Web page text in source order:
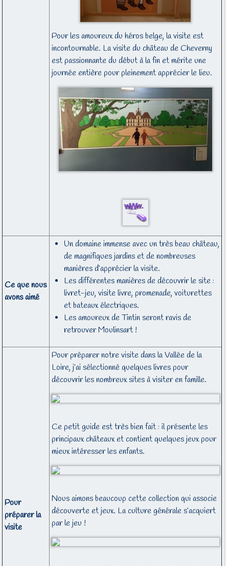
Pour les amoureux du héros belge, la visite est
incontournable. La visite du château de Cheverny
est passionnante du début à la fin et mérite une
journée entière pour pleinement apprécier le lieu.
Ce que nous
avons aimé
Un domaine immense avec un très beau château,
de magnifiques jardins et de nombreuses
manières d’apprécier la visite.
Les différentes manières de découvrir le site :
livret-jeu, visite livre, promenade, voiturettes
et bateaux électriques.
Les amoureux de Tintin seront ravis de
retrouver Moulinsart !
Pour
préparer la
visite
Pour préparer notre visite dans la Vallée de la
Loire, j’ai sélectionné quelques livres pour
découvrir les nombreux sites à visiter en famille.
Ce petit guide est très bien fait : il présente les
principaux châteaux et contient quelques jeux pour
mieux intéresser les enfants.
Nous aimons beaucoup cette collection qui associe
découverte et jeux. La culture générale s’acquiert
par le jeu !